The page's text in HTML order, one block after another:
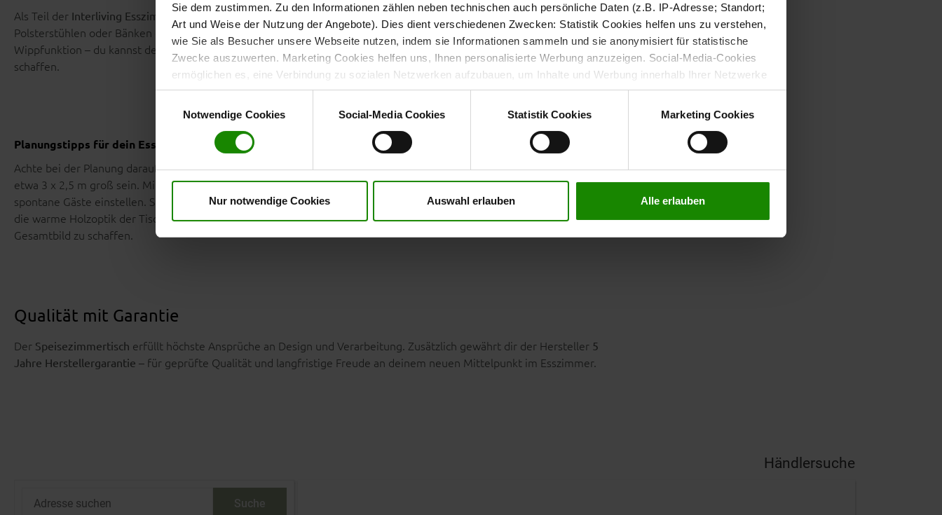
Sie dem zustimmen. Zu den Informationen zählen neben technischen auch persönliche Daten (z.B. IP-Adresse; Standort;
Art und Weise der Nutzung der Angebote). Dies dient verschiedenen Zwecken: Statistik Cookies helfen uns zu verstehen,
wie Sie als Besucher unsere Webseite nutzen, indem sie Informationen sammeln und sie anonymisiert für statistische
Zwecke auszuwerten. Marketing Cookies helfen uns, Ihnen personalisierte Werbung anzuzeigen. Social-Media-Cookies
ermöglichen es, eine Verbindung zu sozialen Netzwerken aufzubauen, um Inhalte und Werbung innerhalb Ihrer Netzwerke
anzuzeigen. Sie können frei entscheiden, welche Kategorien sie neben den notwendigen Cookies zulassen möchten.
Klicken Sie auf „ Ablehnen “, wenn Sie nur notwendige Cookies zulassen wollen, oder auf „ Einverstanden
“, wenn Sie mit
erteilte Einwilligung jederzeit mit Wirkung für die Zukunft widerrufen. Für weitere Informationen lesen Sie bitte unsere
Notwendige Cookies
Social-Media Cookies Statistik Cookies Marketing Cookies
Nur notwendige Cookies Auswahl erlauben Alle erlauben
Als Teil der Interliving Esszimmer Serie 5112lässt sich derEsszimmertischharmonisch mit Schalenstühlen,
Polsterstühlen oder Bänken der Serie kombinieren. Ob mit Bezug in Leder oder Mikrofaser, mit Dreh- oder
Wippfunktion – du kannst dein Esszimmer ganz individuell gestalten und ein durchgängiges Einrichtungskonzept
schaffen.
Planungstipps für dein Esszimmer
Achte bei der Planung darauf, ausreichend Platz rund um den Tisch einzuplanen: Für zehn Personen sollte der Raum
etwa 3 x 2,5 m groß sein. Mit den optionalen Klappeinlagen bleibt dein Essbereich flexibel und lässt sich schnell auf
spontane Gäste einstellen. Stimmen das X-Gestell farblich auf andere Metall- oder Möbelelemente ab und kombiniere
die warme Holzoptik der Tischplatte mit neutralen Wandfarben und stoffbezogenen Stühlen, um ein harmonisches
Gesamtbild zu schaffen.
Qualität mit Garantie
Der Speisezimmertisch erfüllt höchste Ansprüche an Design und Verarbeitung. Zusätzlich gewährt dir der Hersteller 5
Jahre Herstellergarantie – für geprüfte Qualität und langfristige Freude an deinem neuen Mittelpunkt im Esszimmer.
Händlersuche
Suche